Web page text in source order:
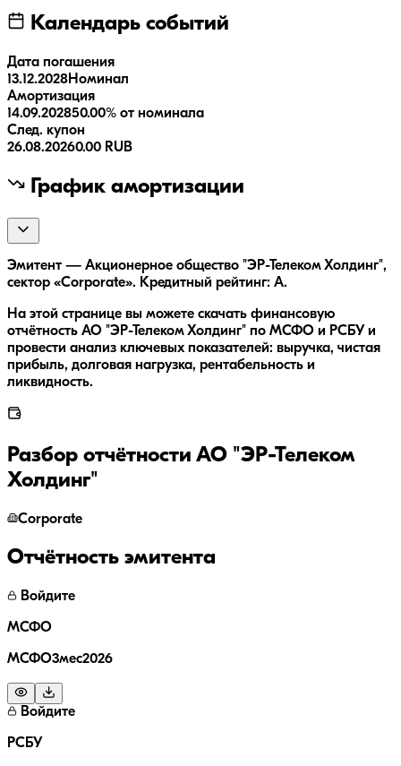
Календарь событий
Дата погашения
13.12.2028Номинал
Амортизация
14.09.202850.00% от номинала
След. купон
26.08.20260.00 RUB
График амортизации
Эмитент — Акционерное общество "ЭР-Телеком Холдинг",
сектор «Corporate». Кредитный рейтинг: A.
На этой странице вы можете скачать финансовую
отчётность АО "ЭР-Телеком Холдинг" по МСФО и РСБУ и
провести анализ ключевых показателей: выручка, чистая
прибыль, долговая нагрузка, рентабельность и
ликвидность.
Разбор отчётности АО "ЭР-Телеком
Холдинг"
Corporate
Отчётность эмитента
Войдите
МСФО
МСФО3мес2026
Войдите
РСБУ